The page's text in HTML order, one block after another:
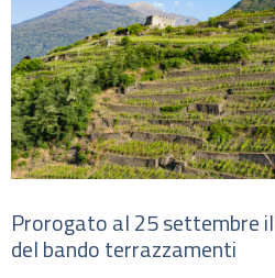
Prorogato al 25 settembre
del bando terrazzamenti